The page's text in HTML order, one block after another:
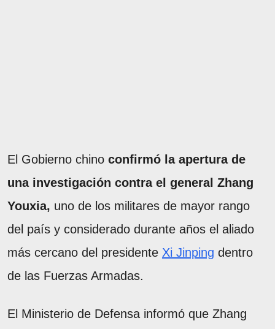
El Gobierno chino confirmó la apertura de
una investigación contra el general Zhang
Youxia, uno de los militares de mayor rango
del país y considerado durante años el aliado
más cercano del presidente Xi Jinping dentro
de las Fuerzas Armadas.
El Ministerio de Defensa informó que Zhang